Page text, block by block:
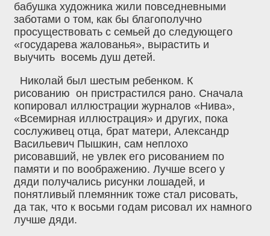
бабушка художника жили повседневными
заботами о том‚ как бы благополучно
просуществовать с семьей до следующего
«государева жалованья», вырастить и
выучить восемь душ детей.
Николай был шестым ребенком. К
рисованию он пристрастился рано. Сначала
копировал иллюстрации журналов «Нива»,
«Всемирная иллюстрация» и других, пока
сослуживец отца, брат матери, Александр
Васильевич Пышкин, сам неплохо
рисовавший, не увлек его рисованием по
памяти и по воображению. Лучше всего у
дяди получались рисунки лошадей, и
понятливый племянник тоже стал рисовать,
да так, что к восьми годам рисовал их намного
лучше дяди.